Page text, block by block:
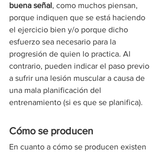
buena señal, como muchos piensan,
porque indiquen que se está haciendo
el ejercicio bien y/o porque dicho
esfuerzo sea necesario para la
progresión de quien lo practica. Al
contrario, pueden indicar el paso previo
a sufrir una lesión muscular a causa de
una mala planificación del
entrenamiento (si es que se planifica).
Cómo se producen
En cuanto a cómo se producen existen